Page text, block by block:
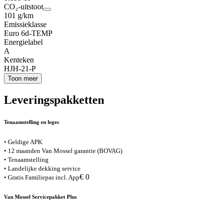
CO₂-uitstoot
101 g/km
Emissieklasse
Euro 6d-TEMP
Energielabel
A
Kenteken
HJH-21-P
Toon meer
Leveringspakketten
Tenaamstelling en leges
• Geldige APK
• 12 maanden Van Mossel garantie (BOVAG)
• Tenaamstelling
• Landelijke dekking service
• Gratis Familiepas incl. App€ 0
Van Mossel Servicepakket Plus